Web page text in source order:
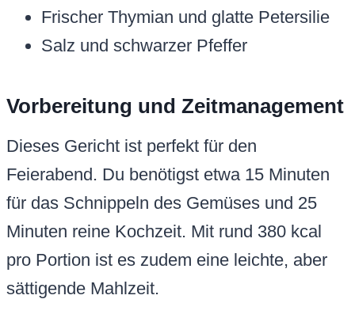
Frischer Thymian und glatte Petersilie
Salz und schwarzer Pfeffer
Vorbereitung und Zeitmanagement
Dieses Gericht ist perfekt für den
Feierabend. Du benötigst etwa 15 Minuten
für das Schnippeln des Gemüses und 25
Minuten reine Kochzeit. Mit rund 380 kcal
pro Portion ist es zudem eine leichte, aber
sättigende Mahlzeit.